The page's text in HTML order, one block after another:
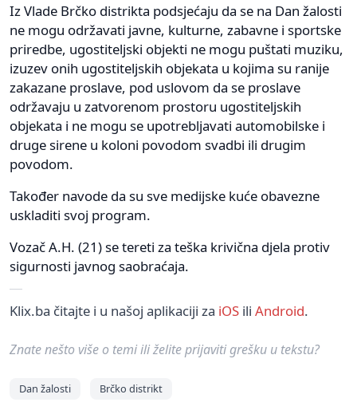
Iz Vlade Brčko distrikta podsjećaju da se na Dan žalosti
ne mogu održavati javne, kulturne, zabavne i sportske
priredbe, ugostiteljski objekti ne mogu puštati muziku,
izuzev onih ugostiteljskih objekata u kojima su ranije
zakazane proslave, pod uslovom da se proslave
održavaju u zatvorenom prostoru ugostiteljskih
objekata i ne mogu se upotrebljavati automobilske i
druge sirene u koloni povodom svadbi ili drugim
povodom.
Također navode da su sve medijske kuće obavezne
uskladiti svoj program.
Vozač A.H. (21) se tereti za teška krivična djela protiv
sigurnosti javnog saobraćaja.
Klix.ba čitajte i u našoj aplikaciji za iOS ili Android.
Znate nešto više o temi ili želite prijaviti grešku u tekstu?
Dan žalosti Brčko distrikt